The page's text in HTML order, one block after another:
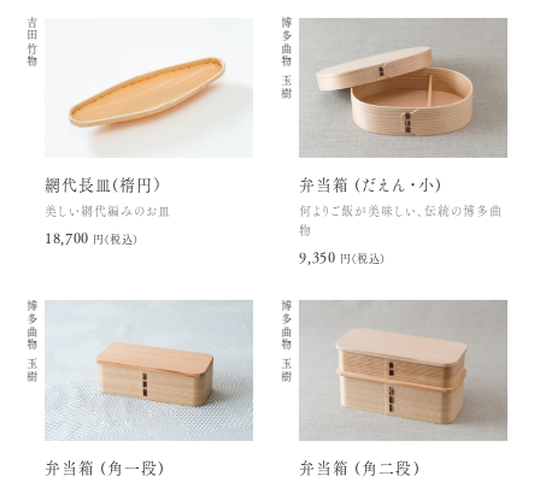
吉田竹物
網代長皿(楕円）
美しい網代編みのお皿
18,700円(税込)
博多曲物 玉樹
弁当箱 (だえん・小)
何よりご飯が美味しい、伝統の博多曲
物
9,350円(税込)
博多曲物 玉樹
弁当箱 (角一段)
博多曲物 玉樹
弁当箱 (角二段)